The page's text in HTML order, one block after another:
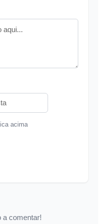
acima
a comentar!